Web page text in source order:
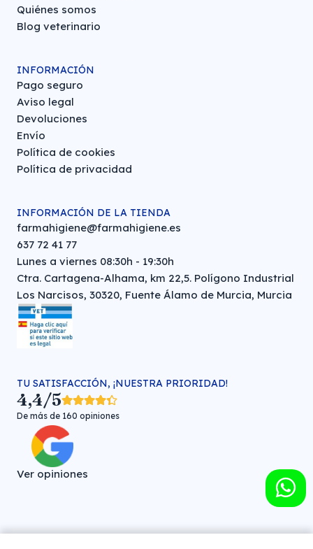
Quiénes somos
Blog veterinario
INFORMACIÓN
Pago seguro
Aviso legal
Devoluciones
Envío
Política de cookies
Política de privacidad
INFORMACIÓN DE LA TIENDA
farmahigiene@farmahigiene.es
637 72 41 77
Lunes a viernes 08:30h - 19:30h
Ctra. Cartagena-Alhama, km 22,5. Polígono Industrial
Los Narcisos, 30320, Fuente Álamo de Murcia, Murcia
TU SATISFACCIÓN, ¡NUESTRA PRIORIDAD!
4,4/5
De más de 160 opiniones
Ver opiniones